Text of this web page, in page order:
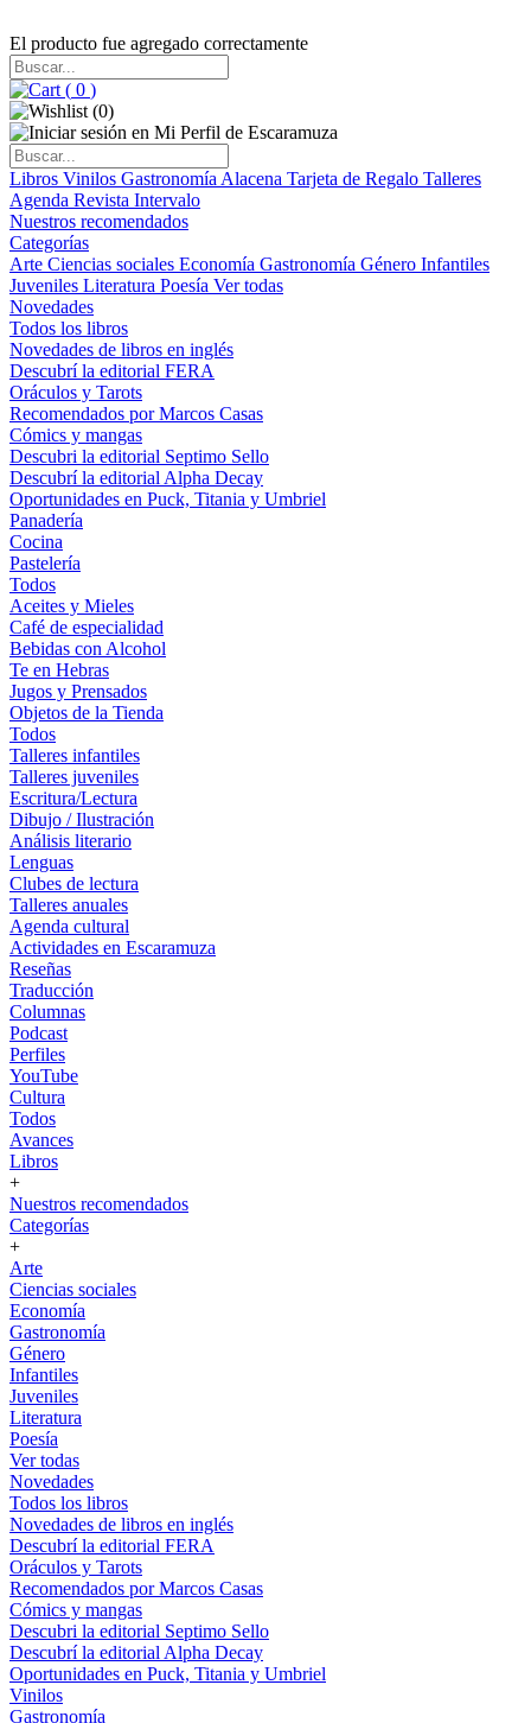
El producto fue agregado correctamente
( 0 )
(0)
Libros Vinilos Gastronomía Alacena Tarjeta de Regalo Talleres
Agenda Revista Intervalo
Nuestros recomendados
Categorías
Arte Ciencias sociales Economía Gastronomía Género Infantiles
Juveniles Literatura Poesía Ver todas
Novedades
Todos los libros
Novedades de libros en inglés
Descubrí la editorial FERA
Oráculos y Tarots
Recomendados por Marcos Casas
Cómics y mangas
Descubri la editorial Septimo Sello
Descubrí la editorial Alpha Decay
Oportunidades en Puck, Titania y Umbriel
Panadería
Cocina
Pastelería
Todos
Aceites y Mieles
Café de especialidad
Bebidas con Alcohol
Te en Hebras
Jugos y Prensados
Objetos de la Tienda
Todos
Talleres infantiles
Talleres juveniles
Escritura/Lectura
Dibujo / Ilustración
Análisis literario
Lenguas
Clubes de lectura
Talleres anuales
Agenda cultural
Actividades en Escaramuza
Reseñas
Traducción
Columnas
Podcast
Perfiles
YouTube
Cultura
Todos
Avances
Libros
+
Nuestros recomendados
Categorías
+
Arte
Ciencias sociales
Economía
Gastronomía
Género
Infantiles
Juveniles
Literatura
Poesía
Ver todas
Novedades
Todos los libros
Novedades de libros en inglés
Descubrí la editorial FERA
Oráculos y Tarots
Recomendados por Marcos Casas
Cómics y mangas
Descubri la editorial Septimo Sello
Descubrí la editorial Alpha Decay
Oportunidades en Puck, Titania y Umbriel
Vinilos
Gastronomía